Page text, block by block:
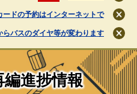
じ
る
ードの予約はインターネットで
閉
じ
る
らバスのダイヤ等が変わります
閉
じ
る
編進捗情報